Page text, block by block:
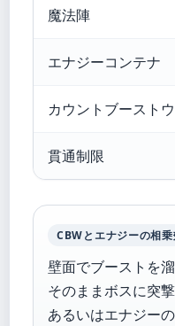
魔法陣
エナジーコンテナ
カウントブースト
貫通制限
CBWとエナジーの相
壁面でブーストを
そのままボスに突
あるいはエナジー